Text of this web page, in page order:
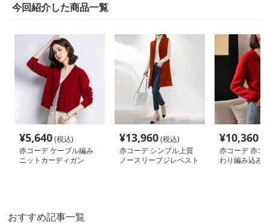
今回紹介した商品一覧
¥5,640(税込)
赤コーデ ケーブル編み
ニットカーディガン
¥13,960(税込)
赤コーデ シンプル上質
ノースリーブジレベスト
¥10,360
赤コーデ 赤コ
わり編み込み
おすすめ記事一覧